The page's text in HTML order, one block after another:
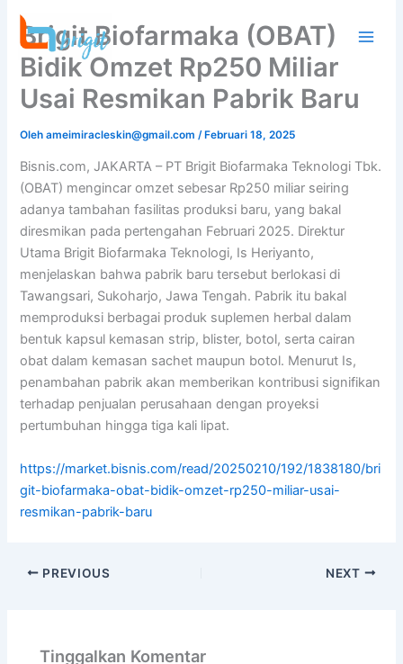
konten
Brigit Biofarmaka (OBAT)
Bidik Omzet Rp250 Miliar
Usai Resmikan Pabrik Baru
Olehameimiracleskin@gmail.com/Februari 18, 2025
Bisnis.com, JAKARTA – PT Brigit Biofarmaka Teknologi Tbk.
(OBAT) mengincar omzet sebesar Rp250 miliar seiring
adanya tambahan fasilitas produksi baru, yang bakal
diresmikan pada pertengahan Februari 2025. Direktur
Utama Brigit Biofarmaka Teknologi, Is Heriyanto,
menjelaskan bahwa pabrik baru tersebut berlokasi di
Tawangsari, Sukoharjo, Jawa Tengah. Pabrik itu bakal
memproduksi berbagai produk suplemen herbal dalam
bentuk kapsul kemasan strip, blister, botol, serta cairan
obat dalam kemasan sachet maupun botol. Menurut Is,
penambahan pabrik akan memberikan kontribusi signifikan
terhadap penjualan perusahaan dengan proyeksi
pertumbuhan hingga tiga kali lipat.
https://market.bisnis.com/read/20250210/192/1838180/bri
git-biofarmaka-obat-bidik-omzet-rp250-miliar-usai-
resmikan-pabrik-baru
PREVIOUS NEXT
Tinggalkan Komentar